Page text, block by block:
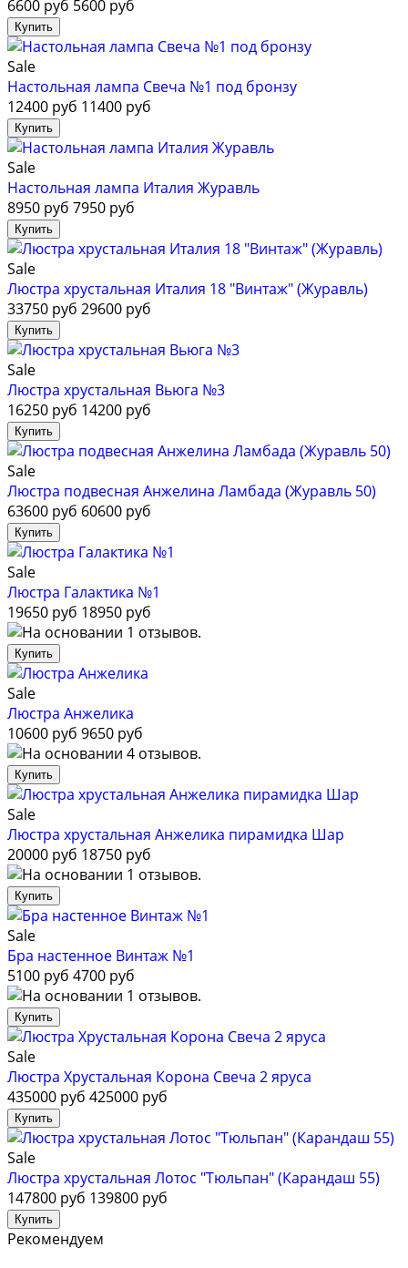
6600 руб 5600 руб
Sale
Настольная лампа Свеча №1 под бронзу
12400 руб 11400 руб
Sale
Настольная лампа Италия Журавль
8950 руб 7950 руб
Sale
Люстра хрустальная Италия 18 "Винтаж" (Журавль)
33750 руб 29600 руб
Sale
Люстра хрустальная Вьюга №3
16250 руб 14200 руб
Sale
Люстра подвесная Анжелина Ламбада (Журавль 50)
63600 руб 60600 руб
Sale
Люстра Галактика №1
19650 руб 18950 руб
Sale
Люстра Анжелика
10600 руб 9650 руб
Sale
Люстра хрустальная Анжелика пирамидка Шар
20000 руб 18750 руб
Sale
Бра настенное Винтаж №1
5100 руб 4700 руб
Sale
Люстра Хрустальная Корона Свеча 2 яруса
435000 руб 425000 руб
Sale
Люстра хрустальная Лотос "Тюльпан" (Карандаш 55)
147800 руб 139800 руб
Рекомендуем